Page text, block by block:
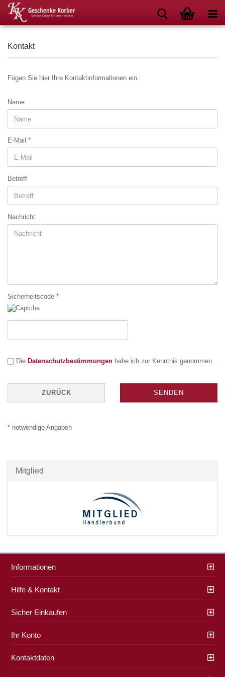
Kontakt
Fügen Sie hier Ihre Kontaktinformationen ein.
KONTAKT
Name
E-Mail
Betreff
Nachricht
Sicherheitscode
DATENSCHUTZBESTIMMUNGEN
Die Datenschutzbestimmungen habe ich zur Kenntnis genommen.
ZURÜCK SENDEN
* notwendige Angaben
Mitglied
Informationen
Hilfe & Kontakt
Sicher Einkaufen
Ihr Konto
Kontaktdaten